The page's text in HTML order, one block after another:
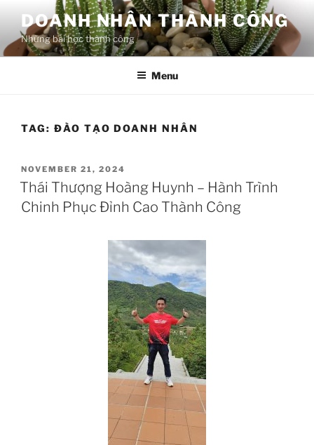
content
DOANH NHÂN THÀNH CÔNG
Những bài học thành công
Menu
TAG: ĐÀO TẠO DOANH NHÂN
POSTED
ON
NOVEMBER 21, 2024
Thái Thượng Hoàng Huynh – Hành Trình
Chinh Phục Đỉnh Cao Thành Công